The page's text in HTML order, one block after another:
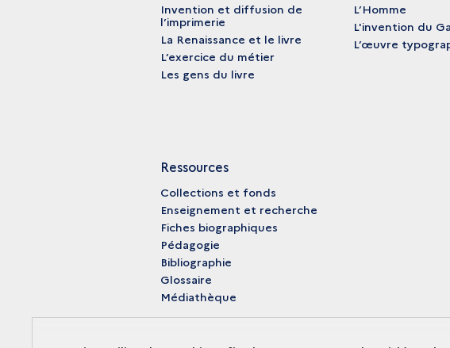
Invention et diffusion de
l’imprimerie
La Renaissance et le livre
L’exercice du métier
Les gens du livre
L’Homme
L'invention du
L’œuvre
Ressources
Collections et fonds
Enseignement et recherche
Fiches biographiques
Pédagogie
Bibliographie
Glossaire
Médiathèque